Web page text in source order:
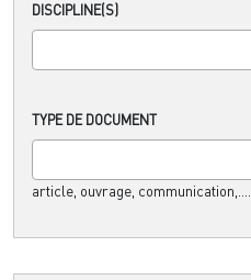
DISCIPLINE(S)
TYPE DE DOCUMENT
article, ouvrage, communication,....